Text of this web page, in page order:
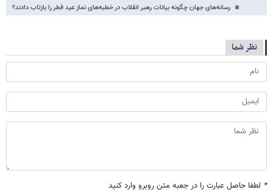
رسانه‌های جهان چگونه بیانات رهبر انقلاب در خطبه‌های نماز عید فطر را بازتاب دادند؟
نظر شما
* لطفا حاصل عبارت را در جعبه متن روبرو وارد کنید